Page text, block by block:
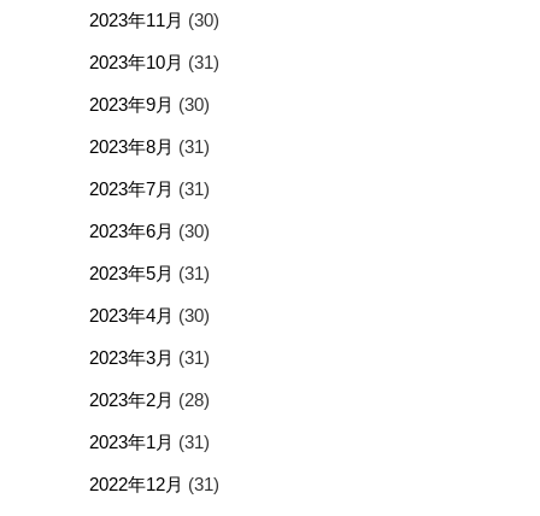
2023年11月 (30)
2023年10月 (31)
2023年9月 (30)
2023年8月 (31)
2023年7月 (31)
2023年6月 (30)
2023年5月 (31)
2023年4月 (30)
2023年3月 (31)
2023年2月 (28)
2023年1月 (31)
2022年12月 (31)